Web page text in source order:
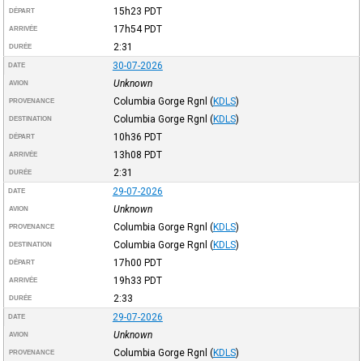
DÉPART 15h23 PDT
ARRIVÉE 17h54PDT
DURÉE 2:31
DATE 30-07-2026
AVION Unknown
PROVENANCE Columbia Gorge Rgnl (KDLS)
DESTINATION Columbia Gorge Rgnl (KDLS)
DÉPART 10h36 PDT
ARRIVÉE 13h08 PDT
DURÉE 2:31
DATE 29-07-2026
AVION Unknown
PROVENANCE Columbia Gorge Rgnl (KDLS)
DESTINATION Columbia Gorge Rgnl (KDLS)
DÉPART 17h00 PDT
ARRIVÉE 19h33 PDT
DURÉE 2:33
DATE 29-07-2026
AVION Unknown
PROVENANCE Columbia Gorge Rgnl (KDLS)